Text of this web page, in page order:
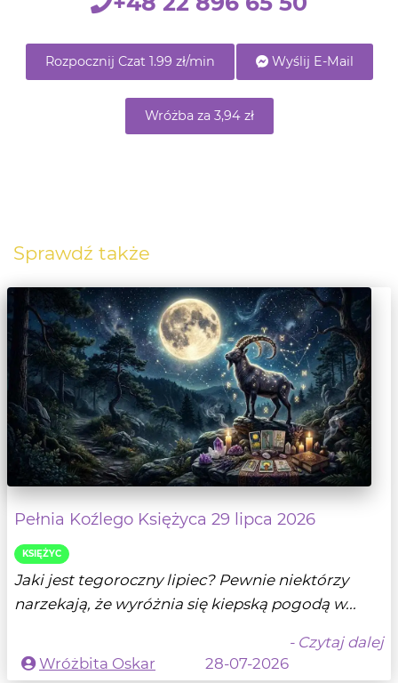
Rozpocznij Czat 1.99 zł/min Wyślij E-Mail
Wróżba za 3,94 zł
Sprawdź także
Pełnia Koźlego Księżyca 29 lipca 2026
KSIĘŻYC
Jaki jest tegoroczny lipiec? Pewnie niektórzy
narzekają, że wyróżnia się kiepską pogodą w...
- Czytaj dalej
Wróżbita Oskar
28-07-2026